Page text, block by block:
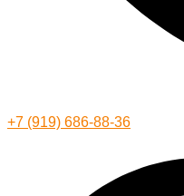
+7 (919) 686-88-36